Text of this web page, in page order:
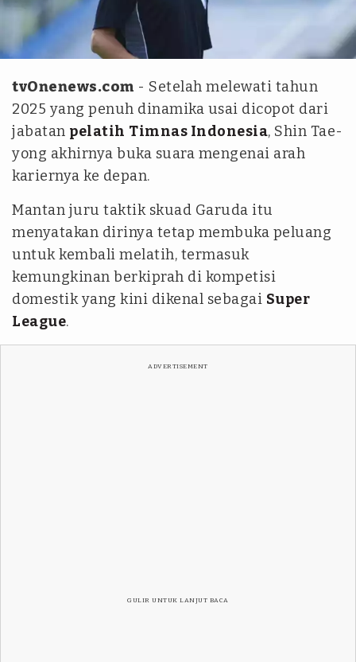
Instagram Shin Tae-yong777
tvOnenews.com - Setelah melewati tahun
2025 yang penuh dinamika usai dicopot dari
jabatan pelatih Timnas Indonesia, Shin Tae-
yong akhirnya buka suara mengenai arah
kariernya ke depan.
Mantan juru taktik skuad Garuda itu
menyatakan dirinya tetap membuka peluang
untuk kembali melatih, termasuk
kemungkinan berkiprah di kompetisi
domestik yang kini dikenal sebagai Super
League.
ADVERTISEMENT
GULIR UNTUK LANJUT BACA